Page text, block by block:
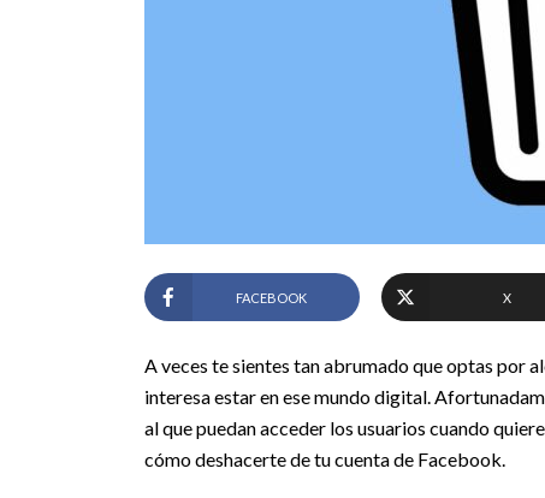
FACEBOOK X
A veces te sientes tan abrumado que optas por
interesa estar en ese mundo digital.
al que puedan acceder los usuarios cuando
cómo deshacerte de tu cuenta de Facebook.